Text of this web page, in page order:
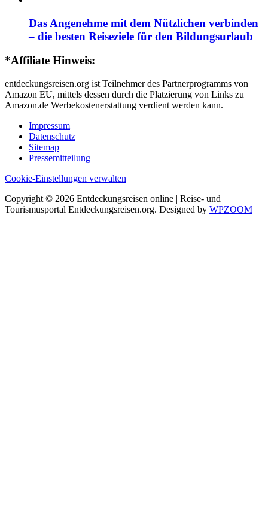
Das Angenehme mit dem Nützlichen verbinden
– die besten Reiseziele für den Bildungsurlaub
*Affiliate Hinweis:
entdeckungsreisen.org ist Teilnehmer des Partnerprogramms von
Amazon EU, mittels dessen durch die Platzierung von Links zu
Amazon.de Werbekostenerstattung verdient werden kann.
Impressum
Datenschutz
Sitemap
Pressemitteilung
Cookie-Einstellungen verwalten
Copyright © 2026 Entdeckungsreisen online | Reise- und
Tourismusportal Entdeckungsreisen.org. Designed by WPZOOM